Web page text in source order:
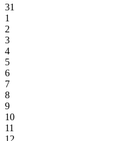
31
1
2
3
4
5
6
7
8
9
10
11
12